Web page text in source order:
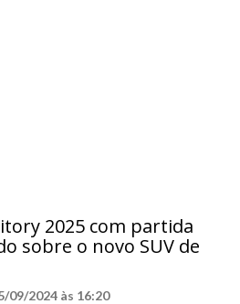
2025 com partida
sobre o novo SUV de
09/2024 às 16:20